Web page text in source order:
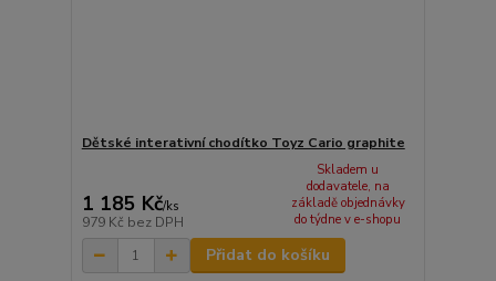
Dětské interativní chodítko Toyz Cario graphite
1 185 Kč/ks
979 Kč bez DPH
Skladem u
dodavatele, na
základě objednávky
do týdne v e-shopu
Přidat do košíku